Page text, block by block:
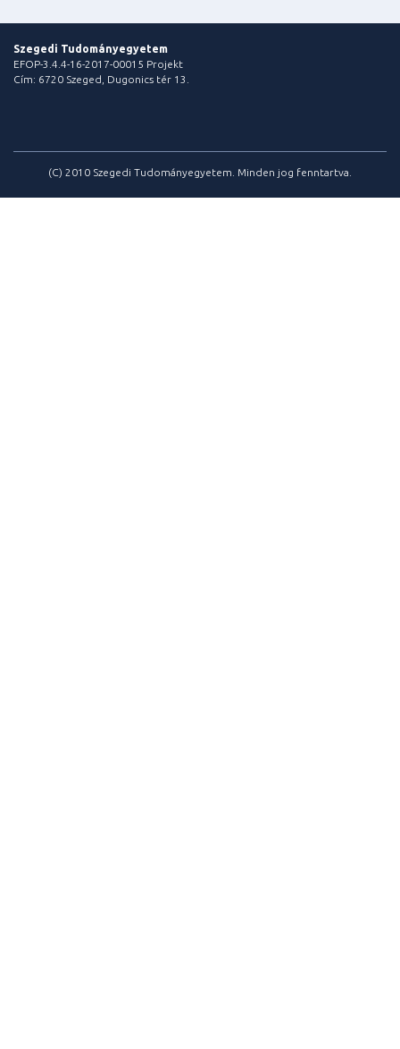
Szegedi Tudományegyetem
EFOP-3.4.4-16-2017-00015 Projekt
Cím: 6720 Szeged, Dugonics tér 13.
(C) 2010 Szegedi Tudományegyetem. Minden jog fenntartva.